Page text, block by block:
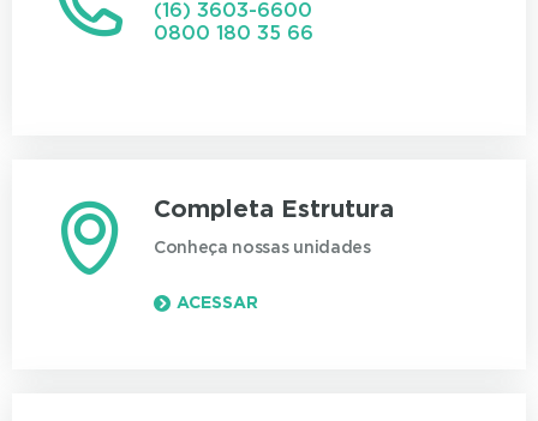
(16) 3603-6600
0800 180 35 66
Completa Estrutura
Conheça nossas unidades
ACESSAR